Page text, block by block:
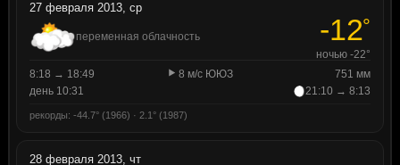
27 февраля 2013, ср
переменная облачность -12°
ночью -22°
8:18 → 18:49
8 м/с ЮЮЗ
751 мм
день 10:31
21:10 → 8:13
рекорды: -44.7° (1966) · 2.1° (1987)
28 февраля 2013, чт